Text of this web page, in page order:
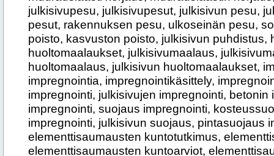
julkisivupesu, julkisivupesut, julkisivun pesu,
pesut, rakennuksen pesu, ulkoseinän pesu,
poisto, kasvuston poisto, julkisivun puhdistus,
huoltomaalaukset, julkisivumaalaus,
huoltomaalaus, julkisivun huoltomaalaukset,
impregnointia, impregnointikäsittely,
impregnointi, julkisivujen impregnointi, betonin
impregnointi, suojaus impregnointi,
impregnointi, julkisivun suojaus, pintasuojaus
elementtisaumausten kuntotutkimus,
elementtisaumausten kuntoarviot,